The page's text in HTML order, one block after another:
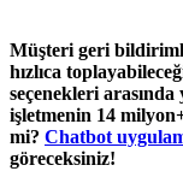
Müşteri geri
hızlıca
seçenekleri
işletmenin 14
mi? Chatbot
göreceksiniz!